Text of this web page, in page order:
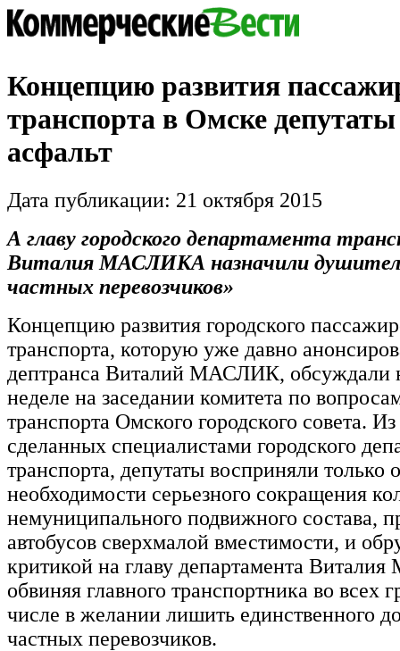
Концепцию развития
транспорта в Омске депутаты
асфальт
Дата публикации: 21 октября 2015
А главу городского департамента
Виталия МАСЛИКА назначили
частных перевозчиков»
Концепцию развития городского
транспорта, которую уже давно
дептранса Виталий МАСЛИК, обсуждали
неделе на заседании комитета по
транспорта Омского городского совета.
сделанных специалистами городского
транспорта, депутаты восприняли только
необходимости серьезного сокращения
немуниципального подвижного состава,
автобусов сверхмалой вместимости, и
критикой на главу департамента
обвиняя главного транспортника во всех
числе в желании лишить единственного
частных перевозчиков.